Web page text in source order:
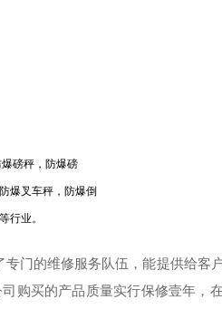
磅秤，防爆磅
爆叉车秤，防爆倒
行业。
门的维修服务队伍，能提供给客
购买的产品质量实行保修壹年，